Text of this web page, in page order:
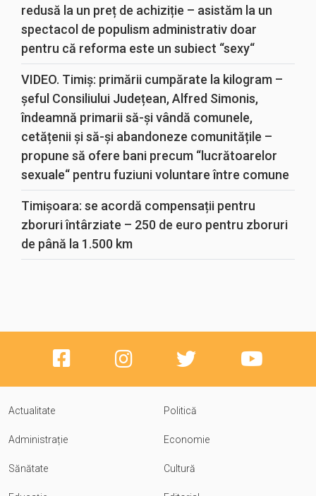
redusă la un preț de achiziție – asistăm la un
spectacol de populism administrativ doar
pentru că reforma este un subiect “sexy“
VIDEO. Timiș: primării cumpărate la kilogram –
șeful Consiliului Județean, Alfred Simonis,
îndeamnă primarii să-și vândă comunele,
cetățenii și să-și abandoneze comunitățile –
propune să ofere bani precum “lucrătoarelor
sexuale“ pentru fuziuni voluntare între comune
Timișoara: se acordă compensații pentru
zboruri întârziate – 250 de euro pentru zboruri
de până la 1.500 km
Actualitate Politică
Administrație Economie
Sănătate Cultură